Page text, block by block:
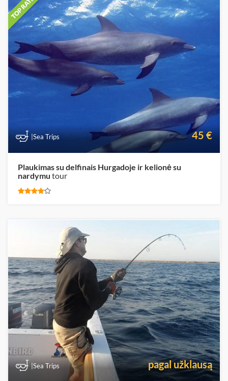
|Sea Trips 45 €
Plaukimas su delfinais Hurgadoje ir kelionė su
nardymu tour
|Sea Trips pagal užklausą